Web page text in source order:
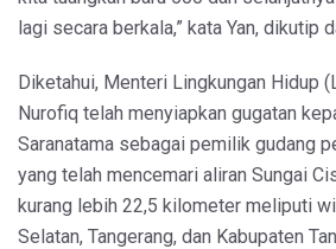
lagi secara berkala,” kata Yan, dikutip
Diketahui, Menteri Lingkungan Hidup
Nurofiq telah menyiapkan gugatan
Saranatama sebagai pemilik gudang
yang telah mencemari aliran Sungai
kurang lebih 22,5 kilometer meliputi
Selatan, Tangerang, dan Kabupaten